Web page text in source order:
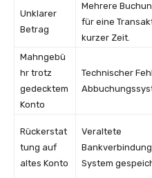
Unklarer
Betrag
Mehrere
für eine
kurzer Zeit.
Mahngebü
hr trotz
gedecktem
Konto
Technischer
Rückerstat
tung auf
altes Konto
Veraltete
System